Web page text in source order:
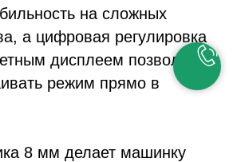
на сложных
а цифровая регулировка
дисплеем позволяет
режим прямо в
8 мм делает машинку